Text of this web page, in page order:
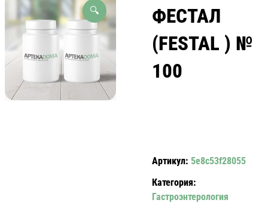
🔍
ФЕСТАЛ
(FESTAL ) №
100
Артикул: 5e8c53f28055
Категория:
Гастроэнтерология